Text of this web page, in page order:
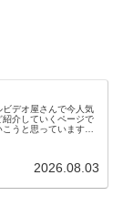
デオ屋さんで今人気
介していくページで
うと思っています。
2026.08.03